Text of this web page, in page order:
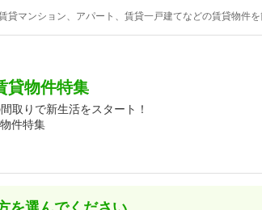
貸マンション、アパート、賃貸一戸建てなどの賃貸物件
貸物件特集
取りで新生活をスタート！
件特集